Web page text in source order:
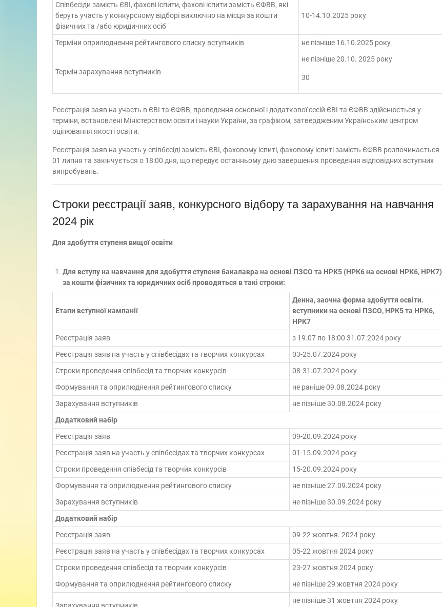
Співбесіди замість ЄВІ, фахові іспити, фахові іспити замість ЄФВВ, які
беруть участь у конкурсному відборі виключно на місця за кошти
фізичних та /або юридичних осіб
10-14.10.2025 року
Терміни оприлюднення рейтингового списку вступників не пізніше 16.10.2025 року
Термін зарахування вступників
не пізніше 20.10. 2025 року
30
Реєстрація заяв на участь в ЄВІ та ЄФВВ, проведення основної і додаткової сесій ЄВІ та ЄФВВ здійснюється у
терміни, встановлені Міністерством освіти і науки України, за графіком, затвердженим Українським центром
оцінювання якості освіти.
Реєстрація заяв на участь у співбесіді замість ЄВІ, фаховому іспиті, фаховому іспиті замість ЄФВВ розпочинається
01 липня та закінчується о 18:00 дня, що передує останньому дню завершення проведення відповідних вступних
випробувань.
Строки реєстрації заяв, конкурсного відбору та зарахування на навчання
2024 рік
Для здобуття ступеня вищої освіти
Для вступу на навчання для здобуття ступеня бакалавра на основі ПЗСО та НРК5 (НРК6 на основі НРК6, НРК7)
за кошти фізичних та юридичних осіб проводяться в такі строки:
Етапи вступної кампанії
Денна, заочна форма здобуття освіти.
вступники на основі ПЗСО, НРК5 та НРК6,
НРК7
Реєстрація заяв
з 19.07 по 18:00 31.07.2024 року
Реєстрація заяв на участь у співбесідах та творчих конкурсах
03-25.07.2024 року
Строки проведення співбесід та творчих конкурсів
08-31.07.2024 року
Формування та оприлюднення рейтингового списку
не раніше 09.08.2024 року
Зарахування вступників
не пізніше 30.08.2024 року
Додатковий набір
Реєстрація заяв
09-20.09.2024 року
Реєстрація заяв на участь у співбесідах та творчих конкурсах
01-15.09.2024 року
Строки проведення співбесід та творчих конкурсів
15-20.09.2024 року
Формування та оприлюднення рейтингового списку
не пізніше 27.09.2024 року
Зарахування вступників
не пізніше 30.09.2024 року
Додатковий набір
Реєстрація заяв
09-22 жовтня. 2024 року
Реєстрація заяв на участь у співбесідах та творчих конкурсах
05-22 жовтня 2024 року
Строки проведення співбесід та творчих конкурсів
23-27 жовтня 2024 року
Формування та оприлюднення рейтингового списку
не пізніше 29 жовтня 2024 року
не пізніше 31 жовтня 2024 року